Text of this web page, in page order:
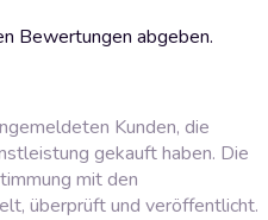
Bewertungen abgeben.
Kunden, die
gekauft haben. Die
mit den
überprüft und veröffentlicht.